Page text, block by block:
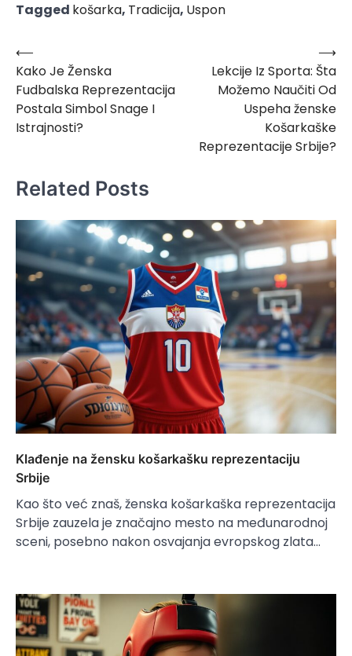
Tagged košarka, Tradicija, Uspon
Post
navigation
⟵
Kako Je Ženska
Fudbalska Reprezentacija
Postala Simbol Snage I
Istrajnosti?
Lekcije Iz Sporta: Šta
Možemo Naučiti Od
Uspeha ženske
Košarkaške
Reprezentacije Srbije?
⟶
Related Posts
Klađenje na žensku košarkašku reprezentaciju
Srbije
Kao što već znaš, ženska košarkaška reprezentacija
Srbije zauzela je značajno mesto na međunarodnoj
sceni, posebno nakon osvajanja evropskog zlata…